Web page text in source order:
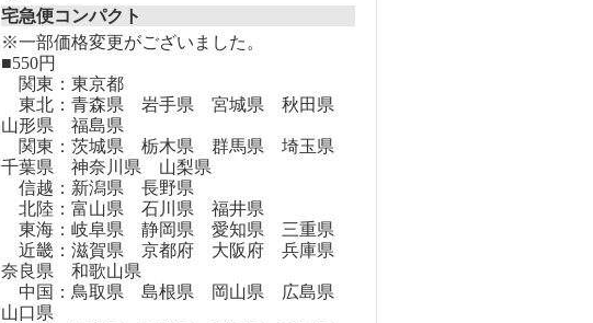
宅急便コンパクト
※一部価格変更がございました。
■550円
関東：東京都
東北：青森県 岩手県 宮城県 秋田県
山形県 福島県
関東：茨城県 栃木県 群馬県 埼玉県
千葉県 神奈川県 山梨県
信越：新潟県 長野県
北陸：富山県 石川県 福井県
東海：岐阜県 静岡県 愛知県 三重県
近畿：滋賀県 京都府 大阪府 兵庫県
奈良県 和歌山県
中国：鳥取県 島根県 岡山県 広島県
山口県